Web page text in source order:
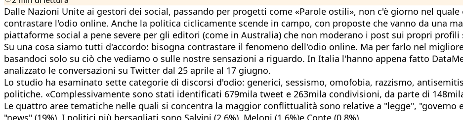
Dalle Nazioni Unite ai gestori dei social, passando per progetti come «Parole ostili», non c'è giorno nel
contrastare l'odio online. Anche la politica ciclicamente scende in campo, con proposte che vanno da una
piattaforme social a pene severe per gli editori (come in Australia) che non moderano i post sui propri profili
Su una cosa siamo tutti d'accordo: bisogna contrastare il fenomeno dell'odio online. Ma per farlo nel
basandoci solo su ciò che vediamo o sulle nostre sensazioni a riguardo. In Italia l'hanno appena fatto
analizzato le conversazioni su Twitter dal 25 aprile al 17 giugno.
Lo studio ha esaminato sette categorie di discorsi d'odio: generici, sessismo, omofobia, razzismo,
politiche. «Complessivamente sono stati identificati 679mila tweet e 263mila condivisioni, da parte di
Le quattro aree tematiche nelle quali si concentra la maggior conflittualità sono relative a "legge", "governo
"news" (19%). I politici più bersagliati sono Salvini (2,6%), Meloni (1,6%)e Conte (0,8%).